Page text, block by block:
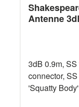
Antenne
3dB 0.9m,
connector,
'Squatty